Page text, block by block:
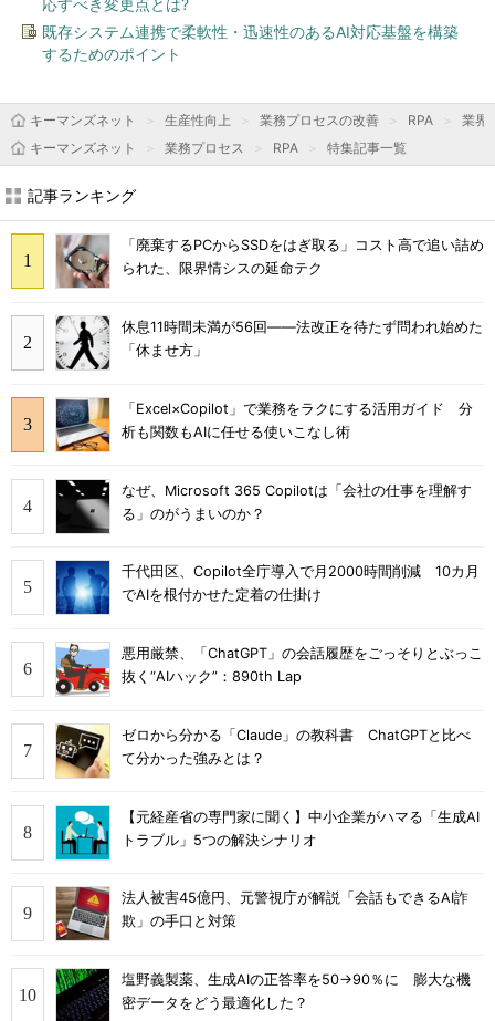
応すべき変更点とは?
既存システム連携で柔軟性・迅速性のあるAI対応基盤を構築
するためのポイント
キーマンズネット 生産性向上 業務プロセスの改善 RPA
業界
キーマンズネット
業務プロセス RPA 特集記事一覧
記事ランキング
「廃棄するPCからSSDをはぎ取る」コスト高で追い詰め
られた、限界情シスの延命テク
休息11時間未満が56回――法改正を待たず問われ始めた
「休ませ方」
「Excel×Copilot」で業務をラクにする活用ガイド 分
析も関数もAIに任せる使いこなし術
なぜ、Microsoft 365 Copilotは「会社の仕事を理解す
る」のがうまいのか？
千代田区、Copilot全庁導入で月2000時間削減 10カ月
でAIを根付かせた定着の仕掛け
悪用厳禁、「ChatGPT」の会話履歴をごっそりとぶっこ
抜く“AIハック”：890th Lap
ゼロから分かる「Claude」の教科書 ChatGPTと比べ
て分かった強みとは？
【元経産省の専門家に聞く】中小企業がハマる「生成AI
トラブル」5つの解決シナリオ
法人被害45億円、元警視庁が解説「会話もできるAI詐
欺」の手口と対策
塩野義製薬、生成AIの正答率を50→90％に 膨大な機
密データをどう最適化した？